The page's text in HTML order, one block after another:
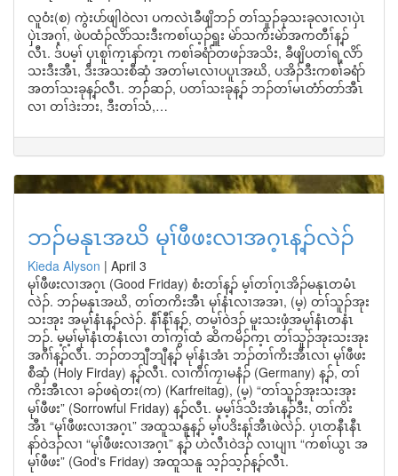
လူဝံး(စ) ကွဲးပာ်ဖျါဝဲလၢ ပကလဲၤခီဖျိဘၣ် တၢ်သူၣ်ခုသးခုလၢလၢပှဲၤ
ပှဲၤအဂ့ၢ်, ဖဲပထံၣ်လိာ်သးဒီးကစၢ်ယ့ၣ်ရှူး မဲာ်သကိးမဲာ်အကတီၢ်န့ၣ်
လီၤ. ဒ်ပမ့ၢ် ပှၤစူၢ်က့ၤနာ်က့ၤ ကစၢ်ခရံာ်တဖၣ်အသိး, ခီဖျိပတၢ်ရ့လိာ်
သးဒီးအီၤ, ဒီးအသးစီဆှံ အတၢ်မၤလၢပပူၤအဃိ, ပအိၣ်ဒီးကစၢ်ခရံာ်
အတၢ်သးခုန့ၣ်လီၤ. ဘၣ်ဆၣ်, ပတၢ်သးခုန့ၣ် ဘၣ်တၢ်မၤတံာ်တာ်အီၤ
လၢ တၢ်ဒဲးဘး, ဒီးတၢ်သံ,…
ဘၣ်မနုၤအဃိ မုၢ်ဖီဖးလၢအဂ့ၤန့ၣ်လဲၣ်
Kieda Alyson | April 3
မုၢ်ဖီဖးလၢအဂ့ၤ (Good Friday) စံးတၢ်န့ၣ် မ့ၢ်တၢ်ဂ့ၤအိၣ်မနုၤတမံၤ
လဲၣ်. ဘၣ်မနုၤအဃိ, တၢ်တကိးအီၤ မုၢ်နံၤလၢအအၢ, (မ့) တၢ်သူၣ်အုး
သးအုး အမုၢ်နံၤန့ၣ်လဲၣ်. နီၢ်နီၢ်န့ၣ်, တမ့ၢ်ဝဲဒၣ် မူးသးဖှံအမုၢ်နံၤတနံၤ
ဘၣ်. မ့မ့ၢ်မုၢ်နံၤတနံၤလၢ တၢ်ကွၢ်ထံ ဆိကမိၣ်က့ၤ တၢ်သူၣ်အုးသးအုး
အဂီၢ်န့ၣ်လီၤ. ဘၣ်တဘျီဘျီန့ၣ် မုၢ်နံၤအံၤ ဘၣ်တၢ်ကိးအီၤလၢ မုၢ်ဖီဖး
စီဆှံ (Holy Firday) န့ၣ်လီၤ. လၢကီၢ်ကၠၢမနံၣ် (Germany) န့ၣ်, တၢ်
ကိးအီၤလၢ ခၣ်ဖရဲတး(က) (Karfreitag), (မ့) “တၢ်သူၣ်အုးသးအုး
မုၢ်ဖီဖး” (Sorrowful Friday) န့ၣ်လီၤ. မ့မ့ၢ်ဒ်သိးအံၤန့ၣ်ဒီး, တၢ်ကိး
အီၤ “မုၢ်ဖီဖးလၢအဂ့ၤ” အထူသနူန့ၣ် မ့ၢ်ပဒိးန့ၢ်အီၤဖဲလဲၣ်. ပှၤတနီၤနီၤ
နာ်ဝဲဒၣ်လၢ “မုၢ်ဖီဖးလၢအဂ့ၤ” န့ၣ် ဟဲလီၤဝဲဒၣ် လၢပျၢၤ “ကစၢ်ယွၤ အ
မုၢ်ဖီဖး” (God's Friday) အထူသနူ သ့ၣ်သ့ၣ်န့ၣ်လီၤ.